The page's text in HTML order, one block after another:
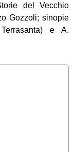
del Vecchio
Gozzoli; sinopie
e A.